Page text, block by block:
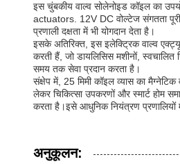
इस चुंबकीय वाल्व सोलेनोइड कॉइल का
actuators. 12V DC वोल्टेज संगतता पूरी
प्रणाली दक्षता में भी योगदान देता है।
इसके अतिरिक्त, इस इलेक्ट्रिक वाल्व
करती हैं, जो डायलिसिस मशीनों, स्वचालित
समय तक सेवा प्रदान करता है।
संक्षेप में, 25 मिमी कॉइल व्यास का
लेकर चिकित्सा उपकरणों और स्मार्ट होम
करता है।इसे आधुनिक नियंत्रण प्रणालियों में
अनुकूलन: